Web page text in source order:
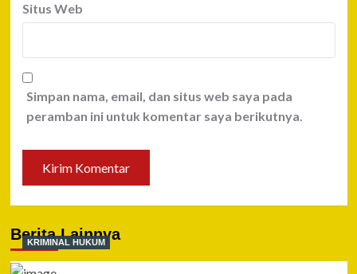
Situs Web
Simpan nama, email, dan situs web saya pada
peramban ini untuk komentar saya berikutnya.
Berita Lainnya
KRIMINAL HUKUM